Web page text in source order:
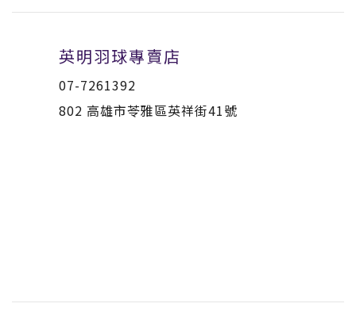
英明羽球專賣店
07-7261392
802 高雄市苓雅區英祥街41號